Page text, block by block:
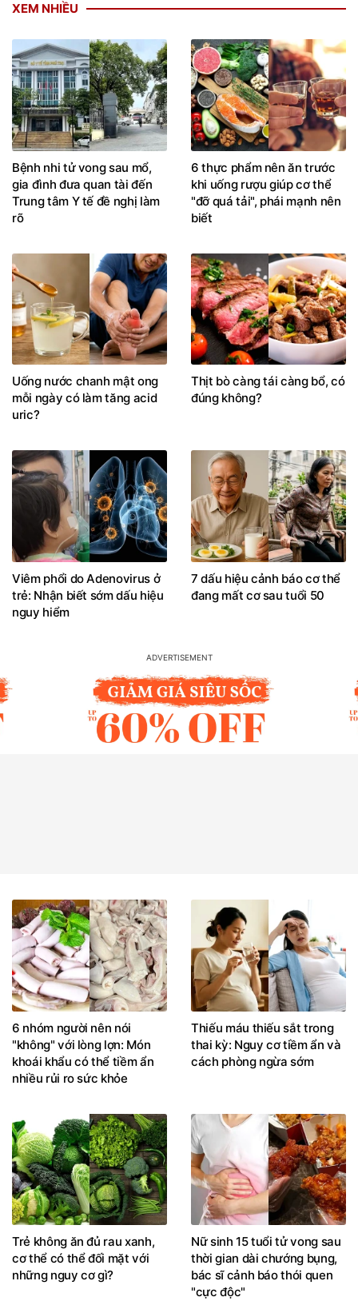
XEM NHIỀU
Bệnh nhi tử vong sau mổ,
gia đình đưa quan tài đến
Trung tâm Y tế đề nghị làm
rõ
6 thực phẩm nên ăn trước
khi uống rượu giúp cơ thể
"đỡ quá tải", phái mạnh nên
biết
Uống nước chanh mật ong
mỗi ngày có làm tăng acid
uric?
Thịt bò càng tái càng bổ, có
đúng không?
Viêm phổi do Adenovirus ở
trẻ: Nhận biết sớm dấu hiệu
nguy hiểm
7 dấu hiệu cảnh báo cơ thể
đang mất cơ sau tuổi 50
6 nhóm người nên nói
"không" với lòng lợn: Món
khoái khẩu có thể tiềm ẩn
nhiều rủi ro sức khỏe
Thiếu máu thiếu sắt trong
thai kỳ: Nguy cơ tiềm ẩn và
cách phòng ngừa sớm
Trẻ không ăn đủ rau xanh,
cơ thể có thể đối mặt với
những nguy cơ gì?
Nữ sinh 15 tuổi tử vong sau
thời gian dài chướng bụng,
bác sĩ cảnh báo thói quen
"cực độc"